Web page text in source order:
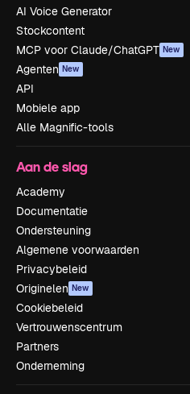
AI Voice Generator
Stockcontent
MCP voor Claude/ChatGPT New
Agenten New
API
Mobiele app
Alle Magnific-tools
Aan de slag
Academy
Documentatie
Ondersteuning
Algemene voorwaarden
Privacybeleid
Originelen New
Cookiebeleid
Vertrouwenscentrum
Partners
Onderneming